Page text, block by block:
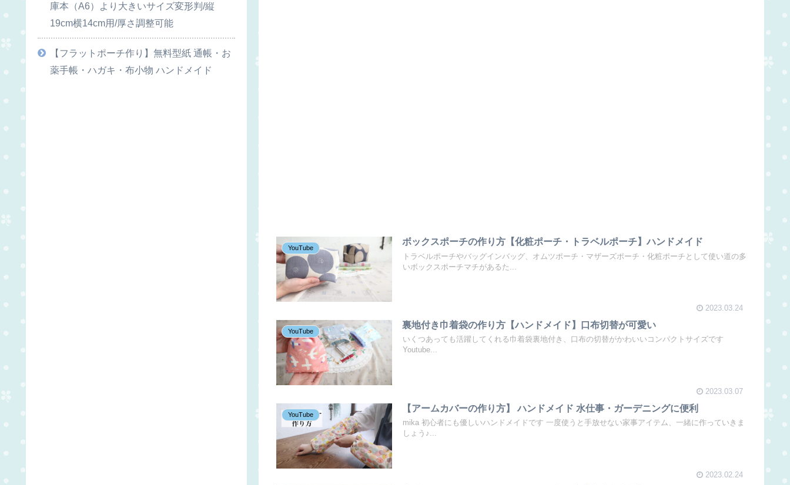
YouTube
ボックスポーチの作り方【化粧ポーチ・トラベルポーチ】ハンドメイド
トラベルポーチやバッグインバッグ、オムツポーチ・マザーズポーチ・化粧ポーチとして使い道の多
いボックスポーチマチがあるた...
2023.03.24
YouTube
裏地付き巾着袋の作り方【ハンドメイド】口布切替が可愛い
いくつあっても活躍してくれる巾着袋裏地付き、口布の切替がかわいいコンパクトサイズです
Youtube...
2023.03.07
YouTube
【アームカバーの作り方】 ハンドメイド 水仕事・ガーデニングに便利
mika 初心者にも優しいハンドメイドです 一度使うと手放せない家事アイテム、一緒に作っていきま
しょう♪...
2023.02.24
庫本（A6）より大きいサイズ変形判/縦
19cm横14cm用/厚さ調整可能
【フラットポーチ作り】無料型紙 通帳・お
薬手帳・ハガキ・布小物 ハンドメイド